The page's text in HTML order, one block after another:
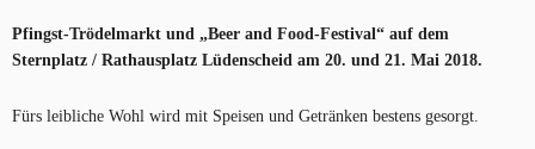
Pfingst-Trödelmarkt und „Beer and Food-Festival“ auf dem
Sternplatz / Rathausplatz Lüdenscheid am 20. und 21. Mai 2018.
Fürs leibliche Wohl wird mit Speisen und Getränken bestens gesorgt.